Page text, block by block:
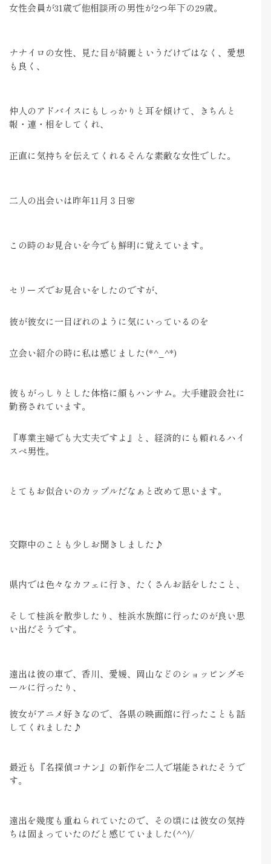
女性会員が31歳で他相談所の男性が2つ年下の29歳。
ナナイロの女性、見た目が綺麗というだけではなく、愛想
も良く、
仲人のアドバイスにもしっかりと耳を傾けて、きちんと
報・連・相をしてくれ、
正直に気持ちを伝えてくれるそんな素敵な女性でした。
二人の出会いは昨年11月３日🌸
この時のお見合いを今でも鮮明に覚えています。
セリーズでお見合いをしたのですが、
彼が彼女に一目ぼれのように気にいっているのを
立会い紹介の時に私は感じました(*^_^*)
彼もがっしりとした体格に顔もハンサム。大手建設会社に
勤務されています。
『専業主婦でも大丈夫ですよ』と、経済的にも頼れるハイ
スぺ男性。
とてもお似合いのカップルだなぁと改めて思います。
交際中のことも少しお聞きしました♪
県内では色々なカフェに行き、たくさんお話をしたこと、
そして桂浜を散歩したり、桂浜水族館に行ったのが良い思
い出だそうです。
遠出は彼の車で、香川、愛媛、岡山などのショッピングモ
ールに行ったり、
彼女がアニメ好きなので、各県の映画館に行ったことも話
してくれました♪
最近も『名探偵コナン』の新作を二人で堪能されたそうで
す。
遠出を幾度も重ねられていたので、その頃には彼女の気持
ちは固まっていたのだと感じていました(^^)/